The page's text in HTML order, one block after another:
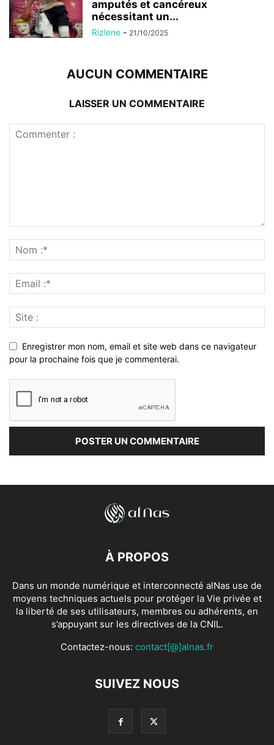
amputés et cancéreux
nécessitant un...
Rizlene - 21/10/2025
AUCUN COMMENTAIRE
LAISSER UN COMMENTAIRE
Enregistrer mon nom, email et site web dans ce navigateur
pour la prochaine fois que je commenterai.
À PROPOS
Dans un monde numérique et interconnecté alNas use de
moyens techniques actuels pour protéger la Vie privée et
la liberté de ses utilisateurs, membres ou adhérents, en
s’appuyant sur les directives de la CNIL.
Contactez-nous: contact[@]alnas.fr
SUIVEZ NOUS